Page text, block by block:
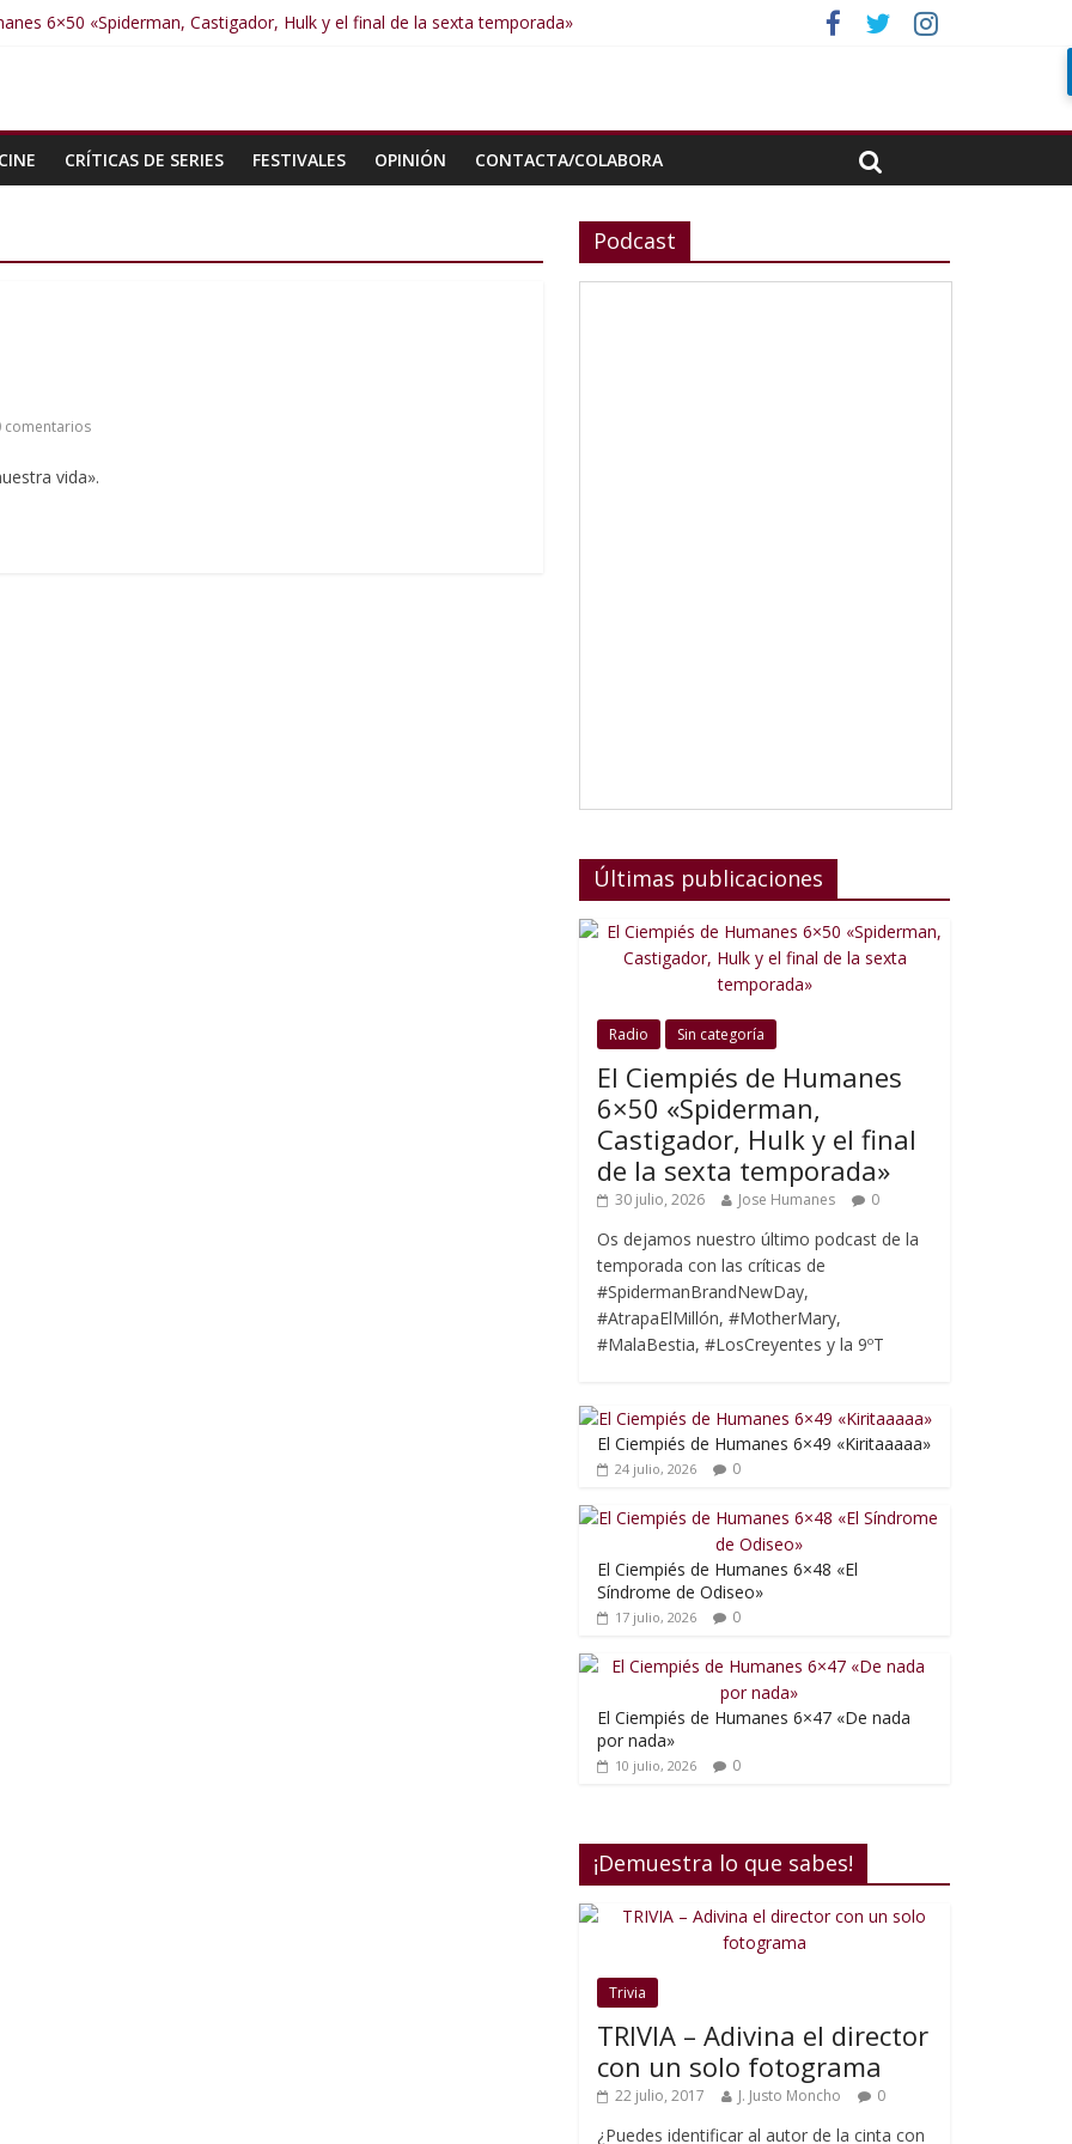
6×50 «Spiderman, Castigador, Hulk y el final de la sexta temporada»
6×46 «Ciudadano Minion»
CRÍTICAS DE SERIES FESTIVALES OPINIÓN CONTACTA/COLABORA
comentarios
vida».
Podcast
Últimas publicaciones
Radio Sin categoría
El Ciempiés de Humanes
6×50 «Spiderman,
Castigador, Hulk y el final
de la sexta temporada»
30 julio, 2026 Jose Humanes 0
Os dejamos nuestro último podcast de la
temporada con las críticas de
#SpidermanBrandNewDay,
#AtrapaElMillón, #MotherMary,
#MalaBestia, #LosCreyentes y la 9ºT
El Ciempiés de Humanes 6×49 «Kiritaaaaa»
24 julio, 2026 0
El Ciempiés de Humanes 6×48 «El
Síndrome de Odiseo»
17 julio, 2026 0
El Ciempiés de Humanes 6×47 «De nada
por nada»
10 julio, 2026 0
¡Demuestra lo que sabes!
Trivia
TRIVIA – Adivina el director
con un solo fotograma
22 julio, 2017 J. Justo Moncho 0
¿Puedes identificar al autor de la cinta con